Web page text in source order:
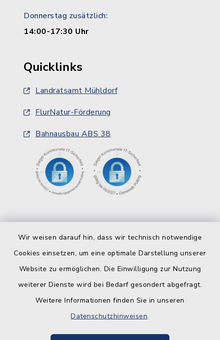
Wir weisen darauf hin, dass wir technisch notwendige
Cookies einsetzen, um eine optimale Darstellung unserer
Website zu ermöglichen. Die Einwilligung zur Nutzung
weiterer Dienste wird bei Bedarf gesondert abgefragt.
Weitere Informationen finden Sie in unseren
Datenschutzhinweisen.
Donnerstag zusätzlich:
14:00-17:30 Uhr
Quicklinks
Landratsamt Mühldorf
FlurNatur-Förderung
Bahnausbau ABS 38
Barrierefreiheit